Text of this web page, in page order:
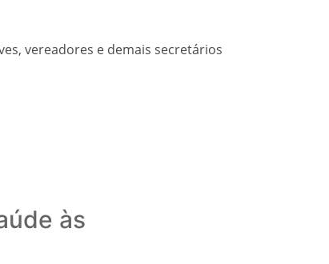
vereadores e demais secretários
às